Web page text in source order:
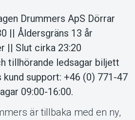
Drummers ApS Dörrar
|| Åldersgräns 13 år
|| Slut cirka 23:20
tillhörande ledsagar biljett
support: +46 (0) 771-47
09:00-16:00.
är tillbaka med en ny,